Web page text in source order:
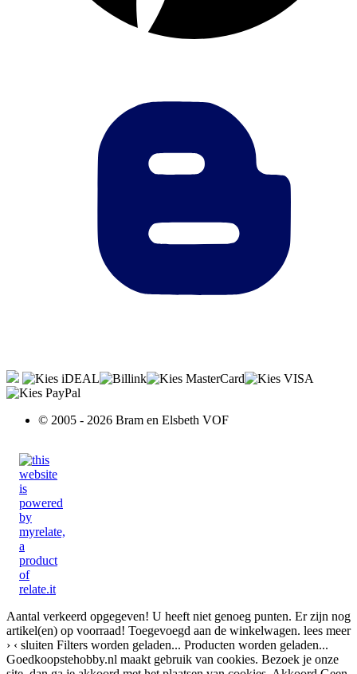
© 2005 - 2026 Bram en Elsbeth VOF
Aantal verkeerd opgegeven! U heeft niet genoeg punten. Er zijn nog
artikel(en) op voorraad! Toegevoegd aan de winkelwagen. lees meer
› ‹ sluiten Filters worden geladen... Producten worden geladen...
Goedkoopstehobby.nl maakt gebruik van cookies. Bezoek je onze